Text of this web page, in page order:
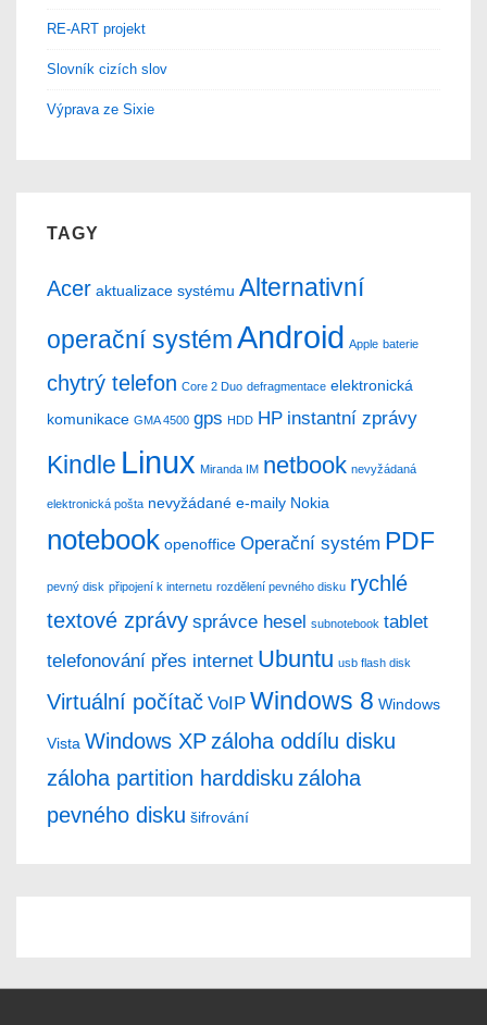
RE-ART projekt
Slovník cizích slov
Výprava ze Sixie
TAGY
Acer aktualizace systému Alternativní
operační systémAndroid Apple baterie
chytrý telefon Core 2 Duo defragmentace elektronická
komunikace GMA 4500 gps HDD HP instantní zprávy
Kindle Linux Miranda IM netbook nevyžádaná
elektronická pošta nevyžádané e-maily Nokia
notebook openoffice Operační systém PDF
pevný disk připojení k internetu rozdělení pevného disku rychlé
textové zprávy správce hesel subnotebook tablet
telefonování přes internet Ubuntu usb flash disk
Virtuální počítač VoIP Windows 8 Windows
Vista Windows XP záloha oddílu disku
záloha partition harddisku záloha
pevného disku šifrování